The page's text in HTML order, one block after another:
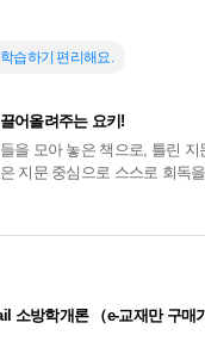
습하기 편리해요.
어올려주는 요키!
을 모아 놓은 책으로, 틀린 지
지문 중심으로 스스로 회독
은 바로 중요 키워드 중심으
학습할 수 있고, 형광펜을 칠
수 있어서 쟁점을 빠르게 파
합니다. 또한 전 지문에 9단
로 강약 조절하면서 마지막
소방학개론 （e-교재만 구매